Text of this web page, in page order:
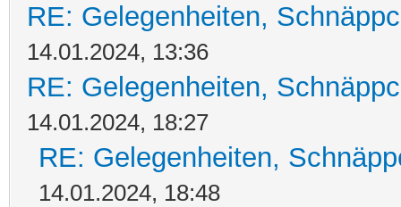
RE: Gelegenheiten,
14.01.2024, 13:36
RE: Gelegenheiten,
14.01.2024, 18:27
RE: Gelegenheiten,
14.01.2024, 18:48